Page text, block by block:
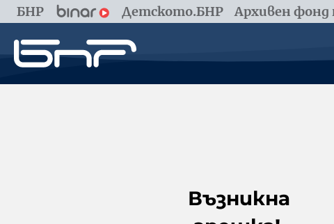
БНР Детското.БНР Архивен фонд
Възникна